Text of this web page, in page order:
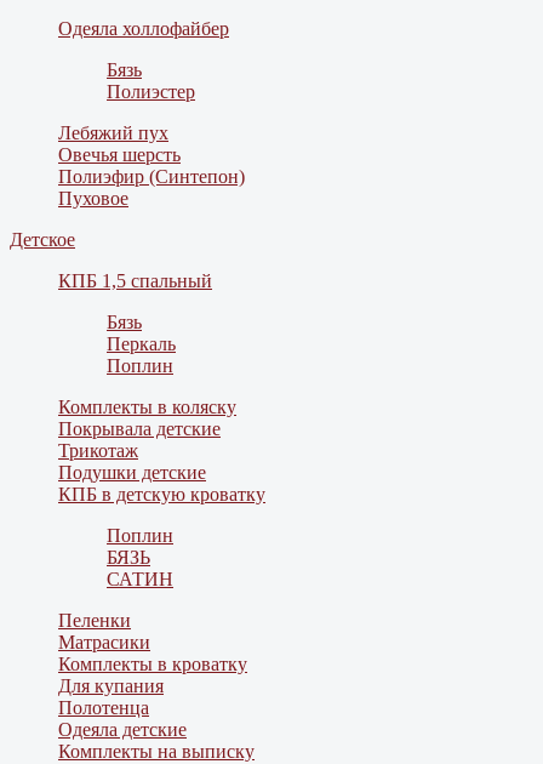
Одеяла холлофайбер
Бязь
Полиэстер
Лебяжий пух
Овечья шерсть
Полиэфир (Синтепон)
Пуховое
Детское
КПБ 1,5 спальный
Бязь
Перкаль
Поплин
Комплекты в коляску
Покрывала детские
Трикотаж
Подушки детские
КПБ в детскую кроватку
Поплин
БЯЗЬ
САТИН
Пеленки
Матрасики
Комплекты в кроватку
Для купания
Полотенца
Одеяла детские
Комплекты на выписку